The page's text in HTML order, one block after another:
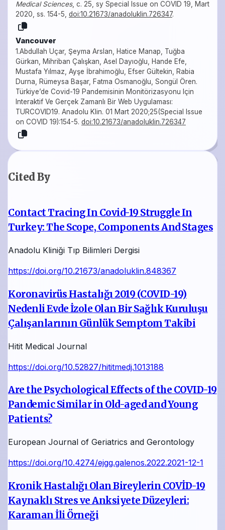
Medical Sciences, c. 25, sy Special Issue on COVID 19, Mart
2020, ss. 154-5, doi:10.21673/anadoluklin.726347.
Vancouver
1.Abdullah Uçar, Şeyma Arslan, Hatice Manap, Tuğba
Gürkan, Mihriban Çalışkan, Asel Dayıoğlu, Hande Efe,
Mustafa Yılmaz, Ayşe İbrahimoğlu, Efser Gültekin, Rabia
Durna, Rümeysa Başar, Fatma Osmanoğlu, Songül Ören.
Türkiye’de Covid-19 Pandemisinin Monitörizasyonu Için
Interaktif Ve Gerçek Zamanlı Bir Web Uygulaması:
TURCOVID19. Anadolu Klin. 01 Mart 2020;25(Special Issue
on COVID 19):154-5. doi:10.21673/anadoluklin.726347
Cited By
Contact Tracing In Covid-19 Struggle In
Turkey: The Scope, Components And Stages
Anadolu Kliniği Tıp Bilimleri Dergisi
https://doi.org/10.21673/anadoluklin.848367
Koronavirüs Hastalığı 2019 (COVID-19)
Nedenli Evde İzole Olan Bir Sağlık Kuruluşu
Çalışanlarının Günlük Semptom Takibi
Hitit Medical Journal
https://doi.org/10.52827/hititmedj.1013188
Are the Psychological Effects of the COVID-19
Pandemic Similar in Old-aged and Young
Patients?
European Journal of Geriatrics and Gerontology
https://doi.org/10.4274/ejgg.galenos.2022.2021-12-1
Kronik Hastalığı Olan Bireylerin COVİD-19
Kaynaklı Stres ve Anksiyete Düzeyleri:
Karaman İli Örneği